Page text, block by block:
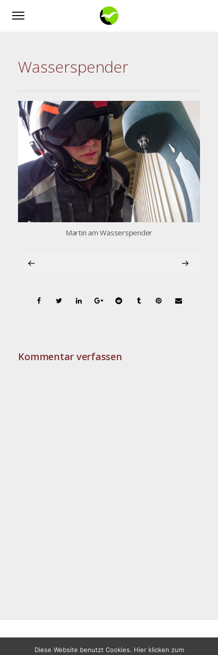
Wasserspender
Martin am Wasserspender
Kommentar verfassen
All rights reserved
Diese Website benutzt Cookies. Hier klicken zum